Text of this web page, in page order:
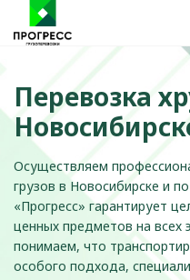
Перевозка
Осуществляем
грузов в Новосибирске и
«Прогресс» гарантирует
ценных предметов на всех
понимаем, что
особого подхода,